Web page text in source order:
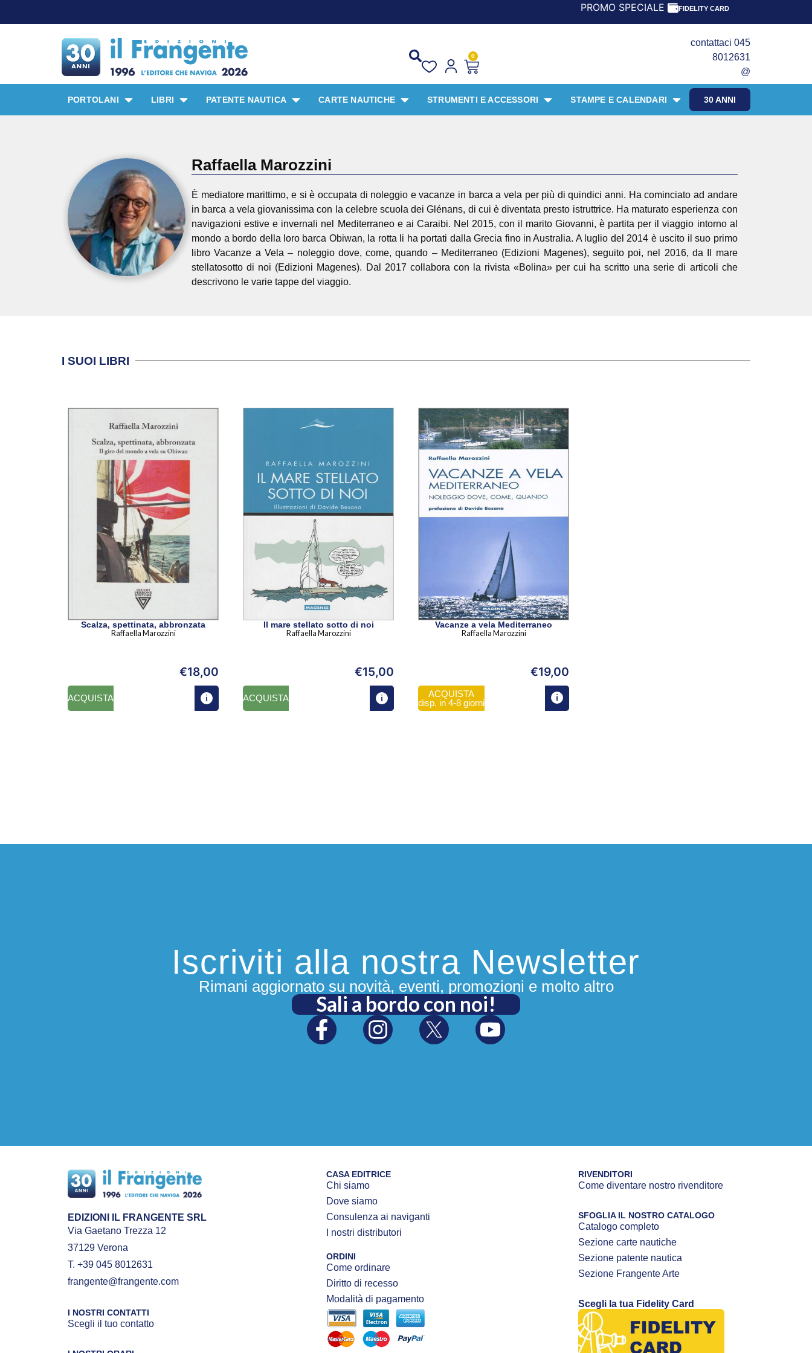
PROMO SPECIALE LIBRI PER I 30 ANNI DEL
FIDELITY CARD
0
contattaci 045
8012631
@
30 ANNI
PORTOLANI LIBRI PATENTE NAUTICA CARTE NAUTICHE STRUMENTI E ACCESSORI STAMPE E CALENDARI
Raffaella Marozzini
È mediatore marittimo, e si è occupata di noleggio e vacanze in barca a vela per più di quindici anni. Ha cominciato ad andare
in barca a vela giovanissima con la celebre scuola dei Glénans, di cui è diventata presto istruttrice. Ha maturato esperienza con
navigazioni estive e invernali nel Mediterraneo e ai Caraibi. Nel 2015, con il marito Giovanni, è partita per il viaggio intorno al
mondo a bordo della loro barca Obiwan, la rotta li ha portati dalla Grecia fino in Australia. A luglio del 2014 è uscito il suo primo
libro Vacanze a Vela – noleggio dove, come, quando – Mediterraneo (Edizioni Magenes), seguito poi, nel 2016, da Il mare
stellatosotto di noi (Edizioni Magenes). Dal 2017 collabora con la rivista «Bolina» per cui ha scritto una serie di articoli che
descrivono le varie tappe del viaggio.
I SUOI LIBRI
Scalza, spettinata, abbronzata
Raffaella Marozzini
€18,00
ACQUISTA
Il mare stellato sotto di noi
Raffaella Marozzini
€15,00
ACQUISTA
Vacanze a vela Mediterraneo
Raffaella Marozzini
€19,00
ACQUISTA
disp. in 4-8 giorni
Iscriviti alla nostra Newsletter
Rimani aggiornato su novità, eventi, promozioni e molto altro
Sali a bordo con noi!
EDIZIONI IL FRANGENTE SRL
Via Gaetano Trezza 12
37129 Verona
T. +39 045 8012631
frangente@frangente.com
I NOSTRI CONTATTI
Scegli il tuo contatto
CASA EDITRICE
Chi siamo
Dove siamo
Consulenza ai naviganti
I nostri distributori
ORDINI
Come ordinare
Diritto di recesso
Modalità di pagamento
RIVENDITORI
Come diventare nostro rivenditore
SFOGLIA IL NOSTRO CATALOGO
Catalogo completo
Sezione carte nautiche
Sezione patente nautica
Sezione Frangente Arte
Scegli la tua Fidelity Card